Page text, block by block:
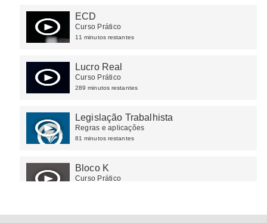
ECD
Curso Prático
11 minutos restantes
Lucro Real
Curso Prático
289 minutos restantes
Legislação Trabalhista
Regras e aplicações
81 minutos restantes
Bloco K
Curso Prático